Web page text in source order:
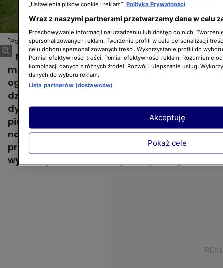
"Polowanie na ogród": 10-letni ogródek prosi się o
metamorfozę
Więcej
Michalina i Bartłomiej od prawie 10 lat
mieszkają w mieszkaniu ze sporym
ogródkiem w kształcie litery L. Mają dwójkę
dzieci - Tymona i Tosię, którzy mają do
dyspozycji tylko malutką, plastikową
piaskownicę. Ogrodzenie wymaga już
naprawy, a szopka wykonana własnoręcznie
przez Bartłomieja natychmiastowej
wymiany na coś bardziej estetycznego.
„Ustawienia plików cookie i reklam”. Polityka Prywatności
Wraz z naszymi partnerami przetwarzamy dane w celu
Przechowywanie informacji na urządzeniu lub dostęp do nich.
spersonalizowanych reklam. Tworzenie profili w celu personalizacji
celu doboru spersonalizowanych treści. Wykorzystanie profili do
Pomiar efektywności treści. Pomiar efektywności reklam. Rozumienie
kombinacji danych z różnych źródeł. Rozwój i ulepszanie usług.
danych do wyboru reklam.
Lista partnerów (dostawców)
Pokaż cele
Akceptuję